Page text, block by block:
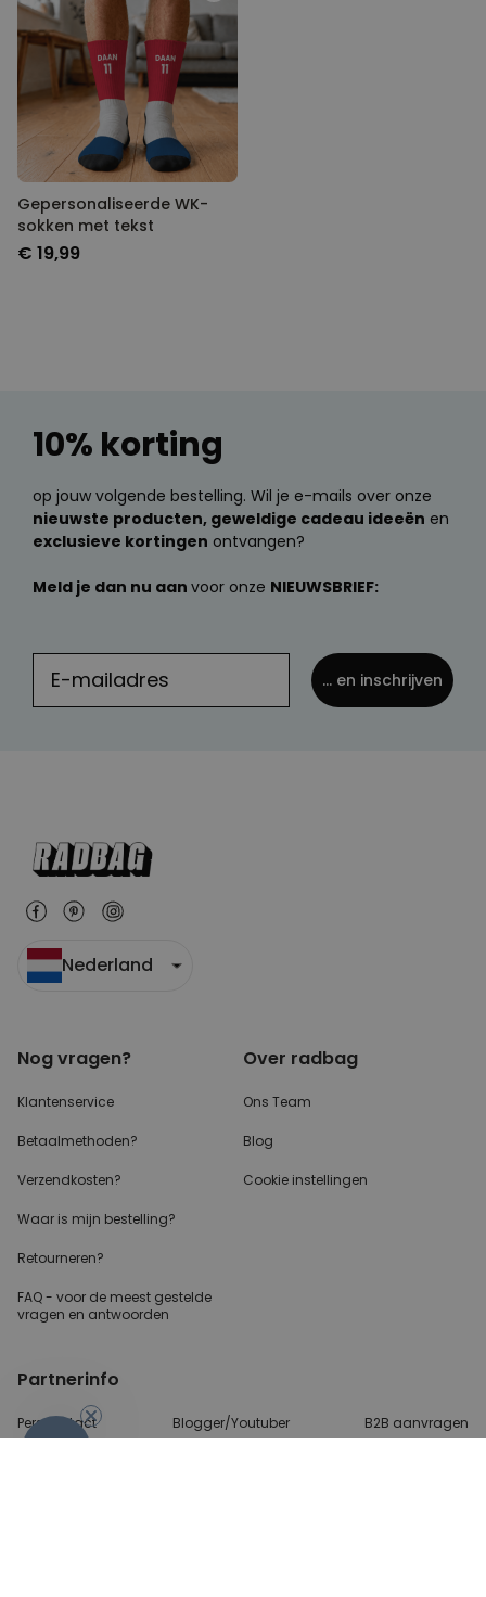
Gepersonaliseerde WK-
sokken met tekst
€ 19,99
10% korting
op jouw volgende bestelling. Wil je e-mails over onze
nieuwste producten, geweldige cadeau ideeën en
exclusieve kortingen ontvangen?
Meld je dan nu aan voor onze NIEUWSBRIEF:
... en inschrijven
Nederland
Nog vragen?
Klantenservice
Betaalmethoden?
Verzendkosten?
Waar is mijn bestelling?
Retourneren?
FAQ - voor de meest gestelde
vragen en antwoorden
Over radbag
Ons Team
Blog
Cookie instellingen
Partnerinfo
Perscontact Blogger/Youtuber B2B aanvragen